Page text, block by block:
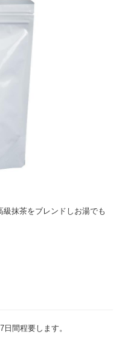
抹茶をブレンドしお湯でも
間程要します。